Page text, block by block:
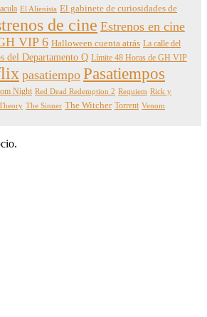
El Alienista El gabinete de curiosidades de
de cine Estrenos en cine
VIP 6 Halloween cuenta atrás La calle del
del Departamento Q Límite 48 Horas de GH VIP
pasatiempo Pasatiempos
Night Red Dead Redemption 2 Requiem Rick y
The Sinner The Witcher Torrent Venom